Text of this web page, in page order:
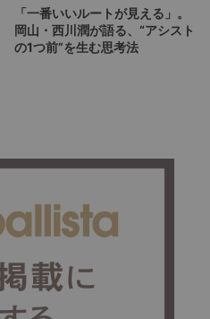
「一番いいルートが見える」。
岡山・西川潤が語る、“アシスト
の1つ前”を生む思考法